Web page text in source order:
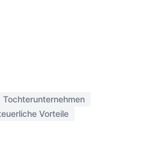
Tochterunternehmen
Vorteile